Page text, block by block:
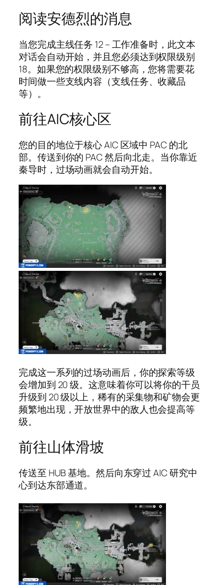
阅读安德烈的消息
当您完成主线任务 12 – 工作准备时，此文本
对话会自动开始，并且您必须达到权限级别
18。如果您的权限级别不够高，您将需要花
时间做一些支线内容（支线任务、收藏品
等）。
前往AIC核心区
您的目的地位于核心 AIC 区域中 PAC 的北
部。传送到你的 PAC 然后向北走。当你靠近
秦导时，过场动画就会自动开始。
完成这一系列的过场动画后，你的探索等级
会增加到 20 级。这意味着你可以将你的干员
升级到 20 级以上，稀有的采集物和矿物会更
频繁地出现，开放世界中的敌人也会提高等
级。
前往山体滑坡
传送至 HUB 基地。然后向东穿过 AIC 研究中
心到达东部通道。